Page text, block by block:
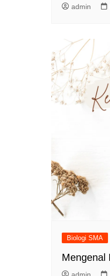
admin
Biologi SMA
Mengenal